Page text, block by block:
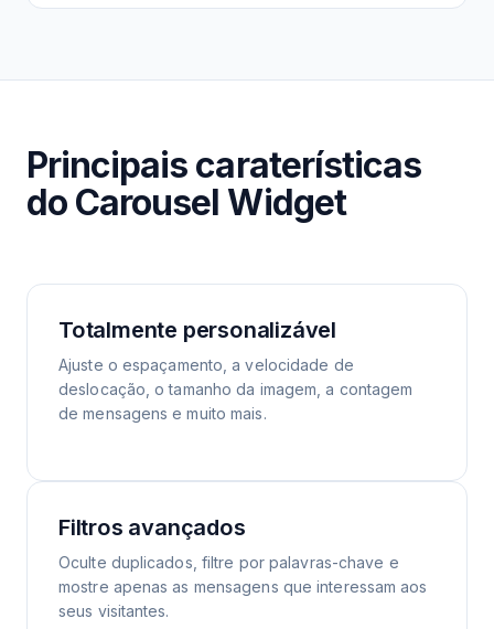
Principais caraterísticas
do Carousel Widget
Totalmente personalizável
Ajuste o espaçamento, a velocidade de
deslocação, o tamanho da imagem, a contagem
de mensagens e muito mais.
Filtros avançados
Oculte duplicados, filtre por palavras-chave e
mostre apenas as mensagens que interessam aos
seus visitantes.